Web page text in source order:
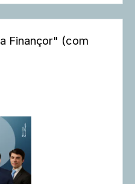
Finançor" (com